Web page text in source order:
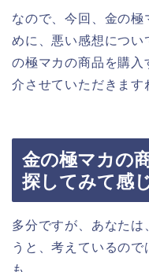
なので、今回、金の極
めに、悪い感想につい
の極マカの商品を購入
介させていただきます
金の極マカの
探してみて感
多分ですが、あなたは
うと、考えているの